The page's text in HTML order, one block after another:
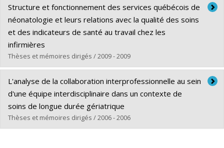
Graduate :Paquette, Marie-Andrée
Cycle :Doctoral
Grade :Ph. D.
Lien vers le document dans Papyrus
Structure et fonctionnement des services québécois de
néonatologie et leurs relations avec la qualité des soins
et des indicateurs de santé au travail chez les
infirmières
Thèses et mémoires dirigés / 2009 - 2009
Graduate :Rochefort, Christian
Cycle :Doctoral
Grade :Ph. D.
Lien vers le document dans Papyrus
L'analyse de la collaboration interprofessionnelle au sein
d'une équipe interdisciplinaire dans un contexte de
soins de longue durée gériatrique
Thèses et mémoires dirigés / 2006 - 2006